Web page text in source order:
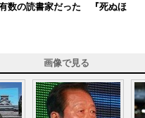
数の読書家だった 『死ぬほ
画像で見る